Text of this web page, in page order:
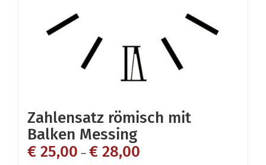
Zahlensatz römisch mit
Balken Messing
€ 25,00 – € 28,00